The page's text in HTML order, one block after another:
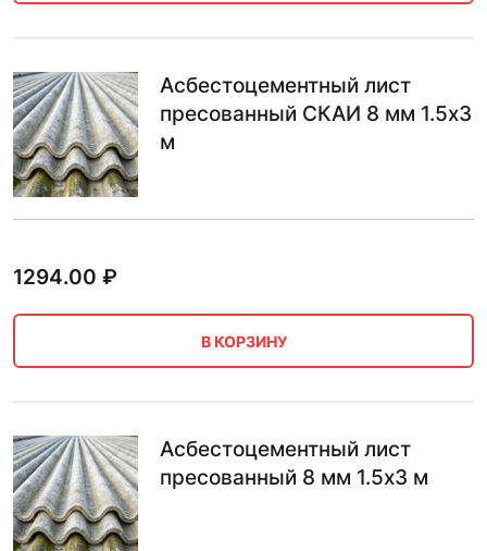
Асбестоцементный лист
пресованный СКАИ 8 мм 1.5х3
м
1294.00 ₽
В КОРЗИНУ
Асбестоцементный лист
пресованный 8 мм 1.5х3 м